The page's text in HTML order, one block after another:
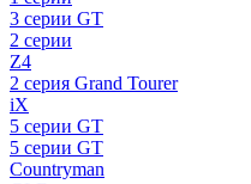
3 серии GT
2 серии
Z4
2 серия Grand Tourer
iX
5 серии GT
5 серии GT
Countryman